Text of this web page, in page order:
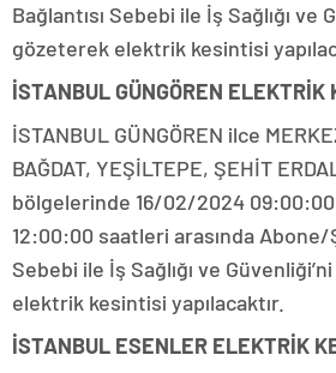
Bağlantısı Sebebi ile İş Sağlığı ve
gözeterek elektrik kesintisi
İSTANBUL GÜNGÖREN
İSTANBUL GÜNGÖREN ilce
BAĞDAT, YEŞİLTEPE, ŞEHİT
bölgelerinde 16/02/2024
12:00:00 saatleri arasında Abone/
Sebebi ile İş Sağlığı ve
elektrik kesintisi yapılacaktır.
İSTANBUL ESENLER ELEKTRİK